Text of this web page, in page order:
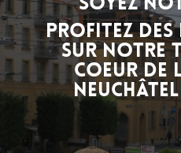
Soyez
Profitez des
sur notre
coeur de
Neuchâtel